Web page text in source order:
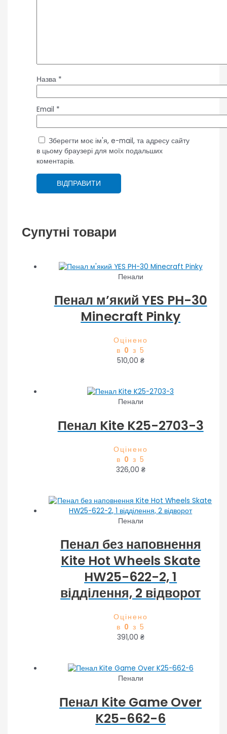
Назва *
Email *
Зберегти моє ім'я, e-mail, та адресу сайту
в цьому браузері для моїх подальших
коментарів.
Супутні товари
Пенали
Пенал м’який YES PH-30
Minecraft Pinky
Оцінено
в 0 з 5
510,00 ₴
Пенали
Пенал Kite K25-2703-3
Оцінено
в 0 з 5
326,00 ₴
Пенали
Пенал без наповнення
Kite Hot Wheels Skate
HW25-622-2, 1
відділення, 2 відворот
Оцінено
в 0 з 5
391,00 ₴
Пенали
Пенал Kite Game Over
K25-662-6